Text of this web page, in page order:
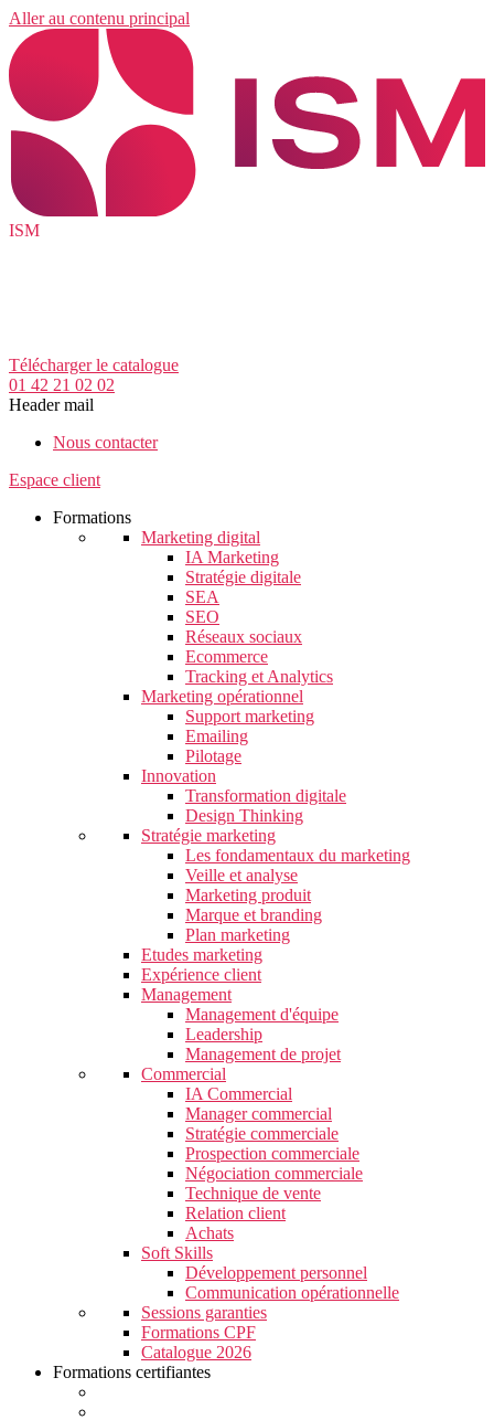
Aller au contenu principal
ISM
Télécharger le catalogue
01 42 21 02 02
Header mail
Nous contacter
Espace client
Formations
Marketing digital
IA Marketing
Stratégie digitale
SEA
SEO
Réseaux sociaux
Ecommerce
Tracking et Analytics
Marketing opérationnel
Support marketing
Emailing
Pilotage
Innovation
Transformation digitale
Design Thinking
Stratégie marketing
Les fondamentaux du marketing
Veille et analyse
Marketing produit
Marque et branding
Plan marketing
Etudes marketing
Expérience client
Management
Management d'équipe
Leadership
Management de projet
Commercial
IA Commercial
Manager commercial
Stratégie commerciale
Prospection commerciale
Négociation commerciale
Technique de vente
Relation client
Achats
Soft Skills
Développement personnel
Communication opérationnelle
Sessions garanties
Formations CPF
Catalogue 2026
Formations certifiantes